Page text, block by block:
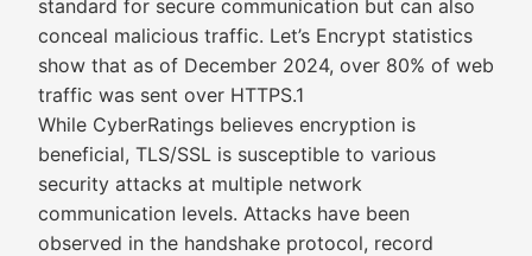
standard for secure communication but can also
conceal malicious traffic. Let’s Encrypt statistics
show that as of December 2024, over 80% of web
traffic was sent over HTTPS.1
While CyberRatings believes encryption is
beneficial, TLS/SSL is susceptible to various
security attacks at multiple network
communication levels. Attacks have been
observed in the handshake protocol, record